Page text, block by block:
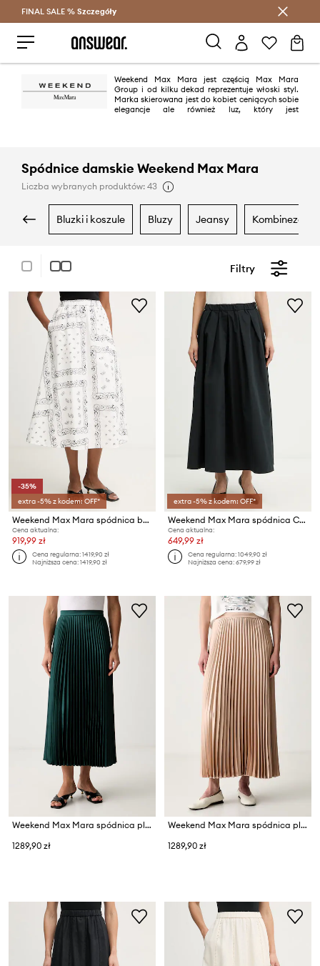
Oszczędzaj z Answear Club >
FINAL SALE % Szczegóły
Weekend Max Mara jest częścią Max Mara
Group i od kilku dekad reprezentuje włoski styl.
Marka skierowana jest do kobiet ceniących sobie
elegancje ale również luz, który jest
Spódnice damskie Weekend Max Mara
Liczba wybranych produktów: 43
bluzki i koszule bluzy jeansy kombinezony
Filtry
-35%
extra -5% z kodem: OFF*
Weekend Max Mara spódnica bawełniana CARAVAN
Cena aktualna:
919,99 zł
Cena regularna:1419,90 zł
Najniższa cena:1419,90 zł
extra -5% z kodem: OFF*
Weekend Max Mara spódnica CURVATO
Cena aktualna:
649,99 zł
Cena regularna:1049,90 zł
Najniższa cena:679,99 zł
Weekend Max Mara spódnica plisowana WKDNICCHIA
1289,90 zł
Weekend Max Mara spódnica plisowana WKDNICCHIA
1289,90 zł